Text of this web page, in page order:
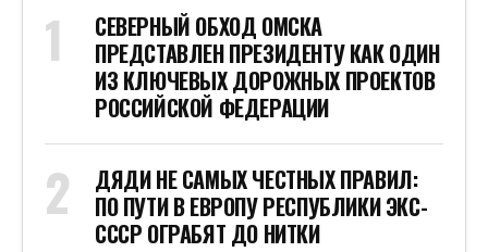
СЕВЕРНЫЙ ОБХОД ОМСКА
ПРЕДСТАВЛЕН ПРЕЗИДЕНТУ КАК ОДИН
ИЗ КЛЮЧЕВЫХ ДОРОЖНЫХ ПРОЕКТОВ
РОССИЙСКОЙ ФЕДЕРАЦИИ
ДЯДИ НЕ САМЫХ ЧЕСТНЫХ ПРАВИЛ:
ПО ПУТИ В ЕВРОПУ РЕСПУБЛИКИ ЭКС-
СССР ОГРАБЯТ ДО НИТКИ